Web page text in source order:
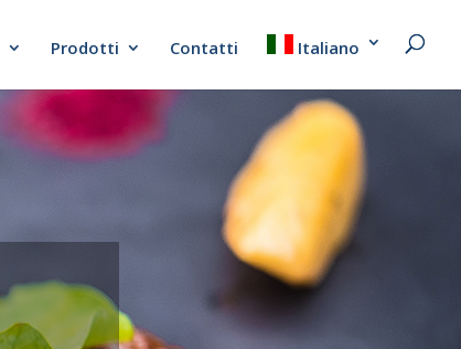
Prodotti Contatti Italiano